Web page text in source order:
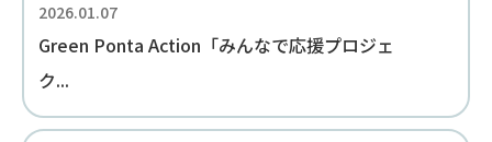
2026.01.07
Green Ponta Action「みんなで応援プロジェ
ク...